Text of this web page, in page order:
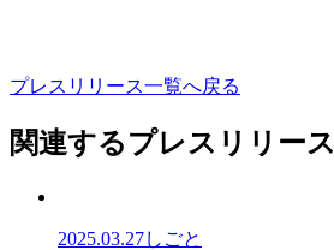
プレス リ リ ース一覧へ戻る
関連するプレスリリース
2025.03.27しごと